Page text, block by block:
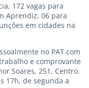
172 vagas para
Aprendiz, 06 para
em cidades na
no PAT com
e comprovante
Soares, 251, Centro.
17h, de segunda a